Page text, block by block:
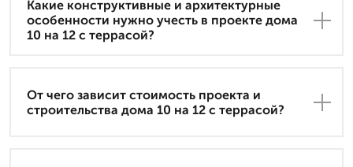
Какие конструктивные и архитектурные
особенности нужно учесть в проекте дома
10 на 12 с террасой?
От чего зависит стоимость проекта и
строительства дома 10 на 12 с террасой?